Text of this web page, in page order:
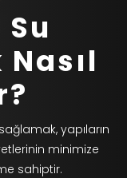
Nasıl
yapıların
minimize
sahiptir.